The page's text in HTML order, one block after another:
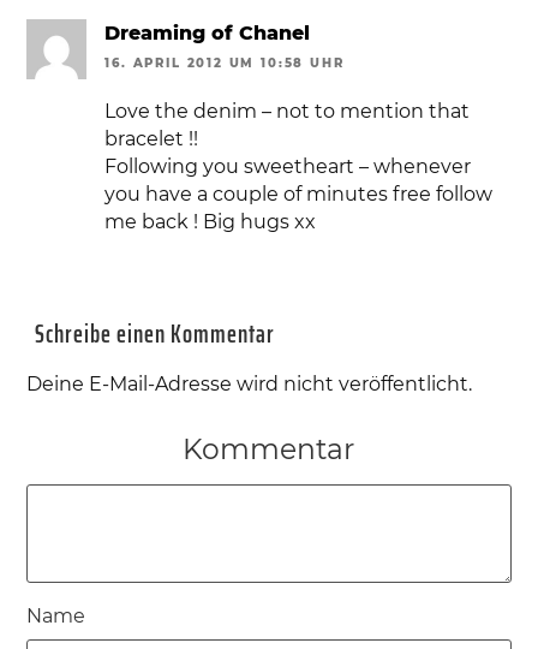
Dreaming of Chanel
16. APRIL 2012 UM 10:58 UHR
Love the denim – not to mention that
bracelet !!
Following you sweetheart – whenever
you have a couple of minutes free follow
me back ! Big hugs xx
Schreibe einen Kommentar
Deine E-Mail-Adresse wird nicht veröffentlicht.
Kommentar
Name